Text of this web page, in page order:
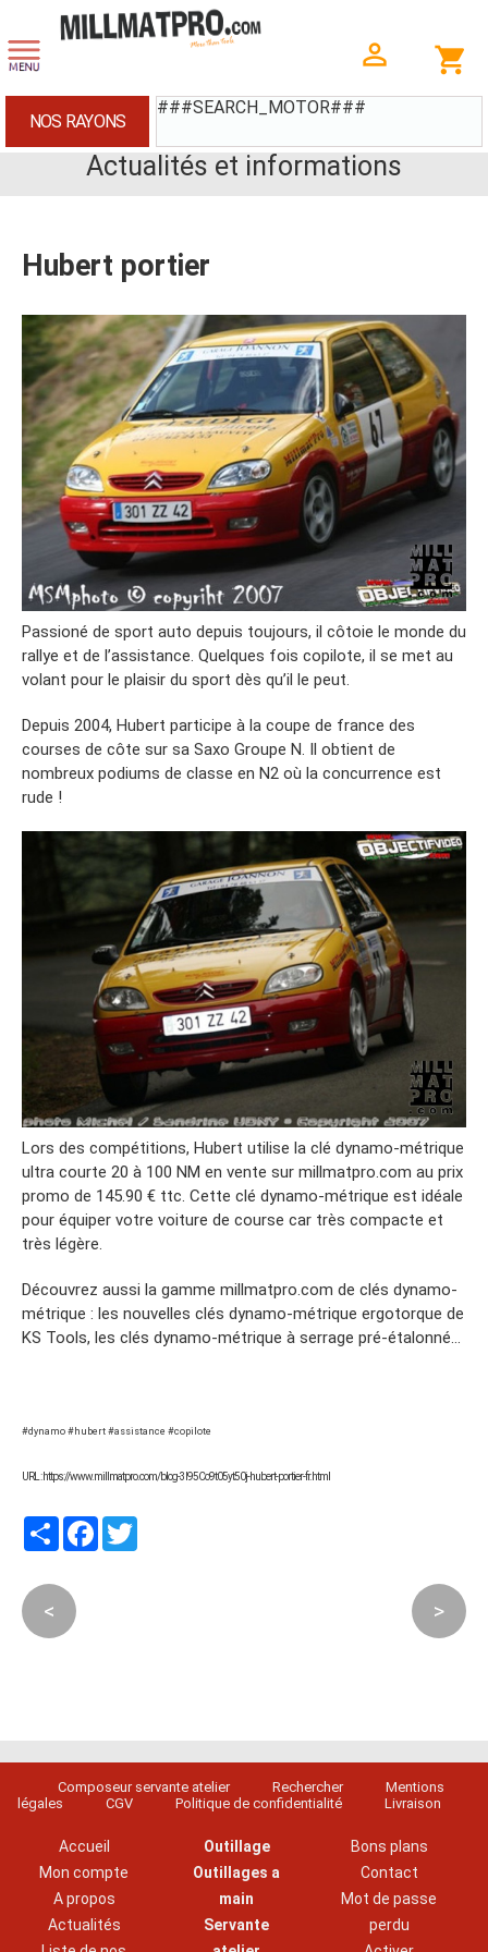
###SEARCH_MOTOR###
NOS RAYONS
Actualités et informations
Hubert portier
Passioné de sport auto depuis toujours, il côtoie le monde du
rallye et de l’assistance. Quelques fois copilote, il se met au
volant pour le plaisir du sport dès qu’il le peut.
Depuis 2004, Hubert participe à la coupe de france des
courses de côte sur sa Saxo Groupe N. Il obtient de
nombreux podiums de classe en N2 où la concurrence est
rude !
Lors des compétitions, Hubert utilise la clé dynamo-métrique
ultra courte 20 à 100 NM en vente sur millmatpro.com au prix
promo de 145.90 € ttc. Cette clé dynamo-métrique est idéale
pour équiper votre voiture de course car très compacte et
très légère.
Découvrez aussi la gamme millmatpro.com de clés dynamo-
métrique : les nouvelles clés dynamo-métrique ergotorque de
KS Tools, les clés dynamo-métrique à serrage pré-étalonné…
#dynamo #hubert #assistance #copilote
URL : https://www.millmatpro.com/blog-3I95Co9t05yt50j-hubert-portier-fr.html
PartagerFacebook
< >
Composeur servante atelier Rechercher
Mentions
légales
CGV Politique de confidentialité Livraison
Accueil
Mon compte
A propos
Actualités
Outillage
Outillages a
main
Servante
Bons plans
Contact
Mot de passe
perdu